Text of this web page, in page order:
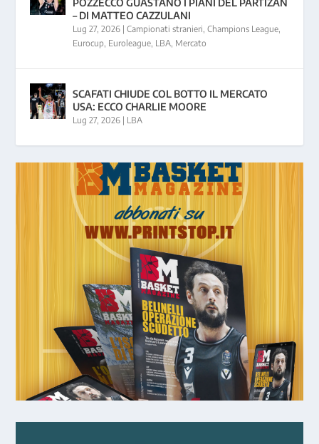
POZZECCO GUASTANO I PIANI DEL PARTIZAN
– DI MATTEO CAZZULANI
Lug 27, 2026 |Campionati stranieri,Champions League,
Eurocup, Euroleague, LBA, Mercato
SCAFATI CHIUDE COL BOTTO IL MERCATO
USA: ECCO CHARLIE MOORE
Lug 27, 2026 | LBA